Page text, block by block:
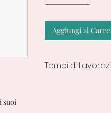
suoi
Aggiungi al
Tempi di